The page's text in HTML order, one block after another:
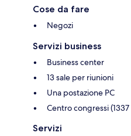
Cose da fare
Negozi
Servizi business
Business center
13 sale per riunioni
Una postazione PC
Centro congressi
Servizi